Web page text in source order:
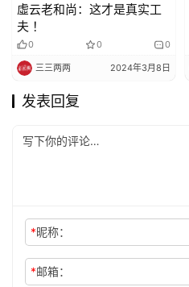
虛云老和尚：这才是真实工
夫 ！
0 0 0
三三两两 2024年3月8日
发表回复
*昵称：
*邮箱：